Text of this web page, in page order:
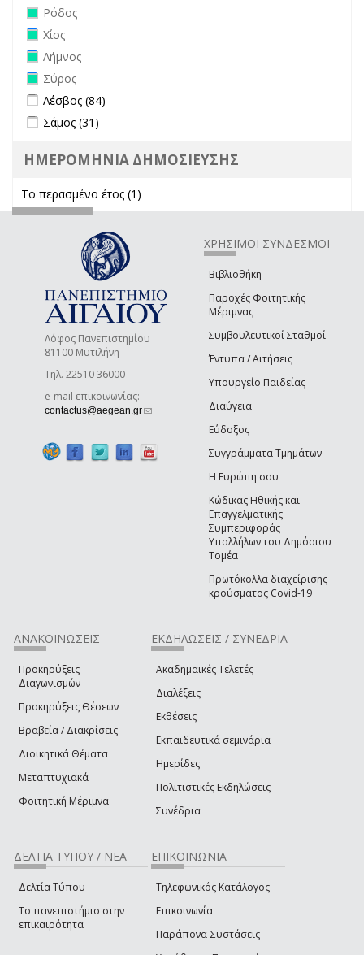
Remove Ρόδος filter
Ρόδος
Remove Χίος filter
Χίος
Remove Λήμνος filter
Λήμνος
Remove Σύρος filter
Σύρος
Apply Λέσβος filter
Λέσβος (84)
Apply Σάμος filter
Σάμος (31)
ΗΜΕΡΟΜΗΝΙΑ ΔΗΜΟΣΙΕΥΣΗΣ
Το περασμένο έτος (1)
Λόφος Πανεπιστημίου
81100 Μυτιλήνη
Τηλ. 22510 36000
e-mail επικοινωνίας:
contactus@aegean.gr(link sends e-mail)
ΧΡΗΣΙΜΟΙ ΣΥΝΔΕΣΜΟΙ
Βιβλιοθήκη
Παροχές Φοιτητικής
Μέριμνας
Συμβουλευτικοί Σταθμοί
Έντυπα / Αιτήσεις
Υπουργείο Παιδείας
Διαύγεια
Εύδοξος
Συγγράμματα Τμημάτων
Η Ευρώπη σου
Κώδικας Ηθικής και
Επαγγελματικής
Συμπεριφοράς
Υπαλλήλων του Δημόσιου
Τομέα
Πρωτόκολλα διαχείρισης
κρούσματος Covid-19
ΑΝΑΚΟΙΝΩΣΕΙΣ
Προκηρύξεις
Διαγωνισμών
Προκηρύξεις Θέσεων
Βραβεία / Διακρίσεις
Διοικητικά Θέματα
Μεταπτυχιακά
Φοιτητική Μέριμνα
ΕΚΔΗΛΩΣΕΙΣ / ΣΥΝΕΔΡΙΑ
Ακαδημαϊκές Τελετές
Διαλέξεις
Εκθέσεις
Εκπαιδευτικά σεμινάρια
Ημερίδες
Πολιτιστικές Εκδηλώσεις
Συνέδρια
ΔΕΛΤΙΑ ΤΥΠΟΥ / ΝΕΑ
Δελτία Τύπου
Το πανεπιστήμιο στην
επικαιρότητα
ΕΠΙΚΟΙΝΩΝΙΑ
Τηλεφωνικός Κατάλογος
Επικοινωνία
Παράπονα-Συστάσεις